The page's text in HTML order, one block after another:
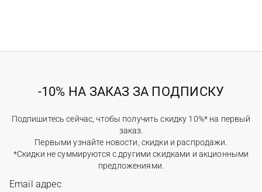
-10% НА ЗАКАЗ ЗА ПОДПИСКУ
Подпишитесь сейчас, чтобы получить скидку 10%* на первый
заказ.
Первыми узнайте новости, скидки и распродажи.
*Скидки не суммируются с другими скидками и акционными
предложениями.